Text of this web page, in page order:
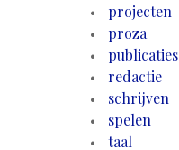
projecten
proza
publicaties
redactie
schrijven
spelen
taal